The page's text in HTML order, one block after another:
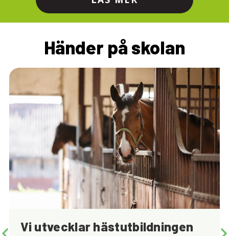
Händer på skolan
Vi utvecklar hästutbildningen